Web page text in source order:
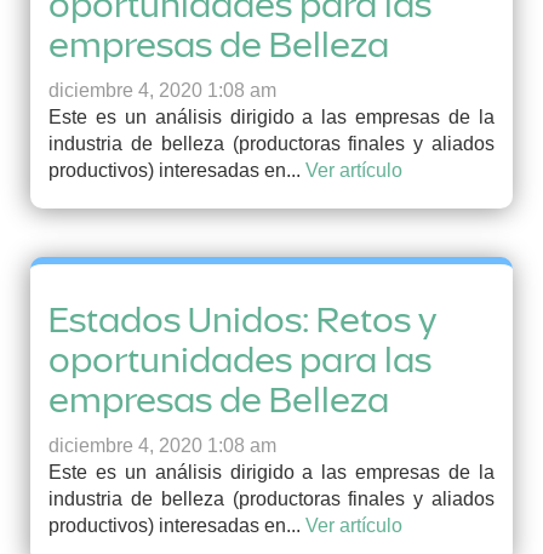
empresas de Belleza
diciembre 4, 2020 1:08 am
Este es un análisis dirigido a las empresas de la
industria de belleza (productoras finales y aliados
productivos) interesadas en... Ver artículo
Estados Unidos: Retos y
oportunidades para las
empresas de Belleza
diciembre 4, 2020 1:08 am
Este es un análisis dirigido a las empresas de la
industria de belleza (productoras finales y aliados
productivos) interesadas en... Ver artículo